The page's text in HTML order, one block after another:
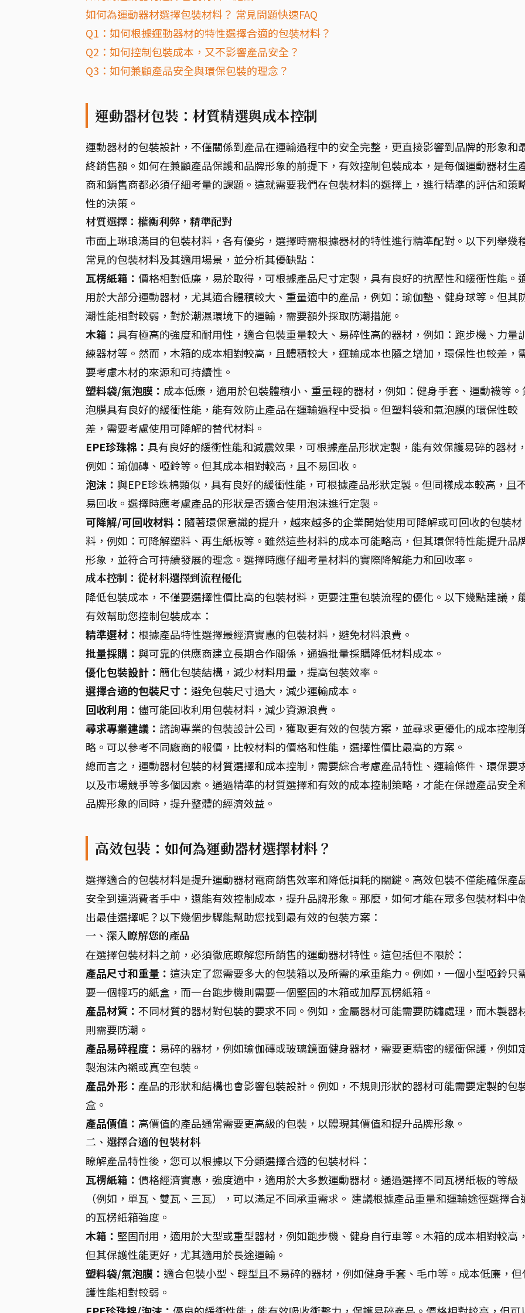
如何為運動器材選擇包裝材料？ 常見問題快速FAQ
Q1：如何根據運動器材的特性選擇合適的包裝材料？
Q2：如何控制包裝成本，又不影響產品安全？
Q3：如何兼顧產品安全與環保包裝的理念？
運動器材包裝：材質精選與成本控制
運動器材的包裝設計，不僅關係到產品在運輸過程中的安全完整，更直接影響到品牌的形象和
終銷售額。如何在兼顧產品保護和品牌形象的前提下，有效控制包裝成本，是每個運動器材生
商和銷售商都必須仔細考量的課題。這就需要我們在包裝材料的選擇上，進行精準的評估和策
性的決策。
材質選擇：權衡利弊，精準配對
市面上琳琅滿目的包裝材料，各有優劣，選擇時需根據器材的特性進行精準配對。以下列舉幾
常見的包裝材料及其適用場景，並分析其優缺點：
瓦楞紙箱： 價格相對低廉，易於取得，可根據產品尺寸定製，具有良好的抗壓性和緩衝性能。
用於大部分運動器材，尤其適合體積較大、重量適中的產品，例如：瑜伽墊、健身球等。但其
潮性能相對較弱，對於潮濕環境下的運輸，需要額外採取防潮措施。
木箱： 具有極高的強度和耐用性，適合包裝重量較大、易碎性高的器材，例如：跑步機、力量
練器材等。然而，木箱的成本相對較高，且體積較大，運輸成本也隨之增加，環保性也較差，
要考慮木材的來源和可持續性。
塑料袋/氣泡膜： 成本低廉，適用於包裝體積小、重量輕的器材，例如：健身手套、運動襪等。
泡膜具有良好的緩衝性能，能有效防止產品在運輸過程中受損。但塑料袋和氣泡膜的環保性較
差，需要考慮使用可降解的替代材料。
EPE珍珠棉： 具有良好的緩衝性能和減震效果，可根據產品形狀定製，能有效保護易碎的器材，
例如：瑜伽磚、啞鈴等。但其成本相對較高，且不易回收。
泡沫： 與EPE珍珠棉類似，具有良好的緩衝性能，可根據產品形狀定製。但同樣成本較高，且
易回收。選擇時應考慮產品的形狀是否適合使用泡沫進行定製。
可降解/可回收材料： 隨著環保意識的提升，越來越多的企業開始使用可降解或可回收的包裝材
料，例如：可降解塑料、再生紙板等。雖然這些材料的成本可能略高，但其環保特性能提升品
形象，並符合可持續發展的理念。選擇時應仔細考量材料的實際降解能力和回收率。
成本控制：從材料選擇到流程優化
降低包裝成本，不僅要選擇性價比高的包裝材料，更要注重包裝流程的優化。以下幾點建議，
有效幫助您控制包裝成本：
精準選材： 根據產品特性選擇最經濟實惠的包裝材料，避免材料浪費。
批量採購： 與可靠的供應商建立長期合作關係，通過批量採購降低材料成本。
優化包裝設計： 簡化包裝結構，減少材料用量，提高包裝效率。
選擇合適的包裝尺寸： 避免包裝尺寸過大，減少運輸成本。
回收利用： 儘可能回收利用包裝材料，減少資源浪費。
尋求專業建議： 諮詢專業的包裝設計公司，獲取更有效的包裝方案，並尋求更優化的成本控制
略。可以參考不同廠商的報價，比較材料的價格和性能，選擇性價比最高的方案。
總而言之，運動器材包裝的材質選擇和成本控制，需要綜合考慮產品特性、運輸條件、環保要
以及市場競爭等多個因素。通過精準的材質選擇和有效的成本控制策略，才能在保證產品安全
品牌形象的同時，提升整體的經濟效益。
高效包裝：如何為運動器材選擇材料？
選擇適合的包裝材料是提升運動器材電商銷售效率和降低損耗的關鍵。高效包裝不僅能確保產
安全到達消費者手中，還能有效控制成本，提升品牌形象。那麼，如何才能在眾多包裝材料中
出最佳選擇呢？以下幾個步驟能幫助您找到最有效的包裝方案：
一、深入瞭解您的產品
在選擇包裝材料之前，必須徹底瞭解您所銷售的運動器材特性。這包括但不限於：
產品尺寸和重量： 這決定了您需要多大的包裝箱以及所需的承重能力。例如，一個小型啞鈴只
要一個輕巧的紙盒，而一台跑步機則需要一個堅固的木箱或加厚瓦楞紙箱。
產品材質： 不同材質的器材對包裝的要求不同。例如，金屬器材可能需要防鏽處理，而木製器
則需要防潮。
產品易碎程度： 易碎的器材，例如瑜伽磚或玻璃鏡面健身器材，需要更精密的緩衝保護，例如
製泡沫內襯或真空包裝。
產品外形： 產品的形狀和結構也會影響包裝設計。例如，不規則形狀的器材可能需要定製的包
盒。
產品價值： 高價值的產品通常需要更高級的包裝，以體現其價值和提升品牌形象。
二、選擇合適的包裝材料
瞭解產品特性後，您可以根據以下分類選擇合適的包裝材料：
瓦楞紙箱： 價格經濟實惠，強度適中，適用於大多數運動器材。通過選擇不同瓦楞紙板的等級
（例如，單瓦、雙瓦、三瓦），可以滿足不同承重需求。 建議根據產品重量和運輸途徑選擇合
的瓦楞紙箱強度。
木箱： 堅固耐用，適用於大型或重型器材，例如跑步機、健身自行車等。木箱的成本相對較高，
但其保護性能更好，尤其適用於長途運輸。
塑料袋/氣泡膜： 適合包裝小型、輕型且不易碎的器材，例如健身手套、毛巾等。成本低廉，但
護性能相對較弱。